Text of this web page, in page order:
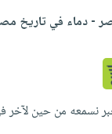
- دماء في تاريخ
نسمعه من حين لآخر